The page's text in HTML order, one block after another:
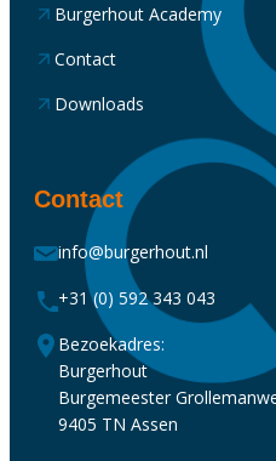
Burgerhout Academy
Contact
Downloads
Contact
info@burgerhout.nl
+31 (0) 592 343 043
Bezoekadres:
Burgerhout
Burgemeester
9405 TN Assen